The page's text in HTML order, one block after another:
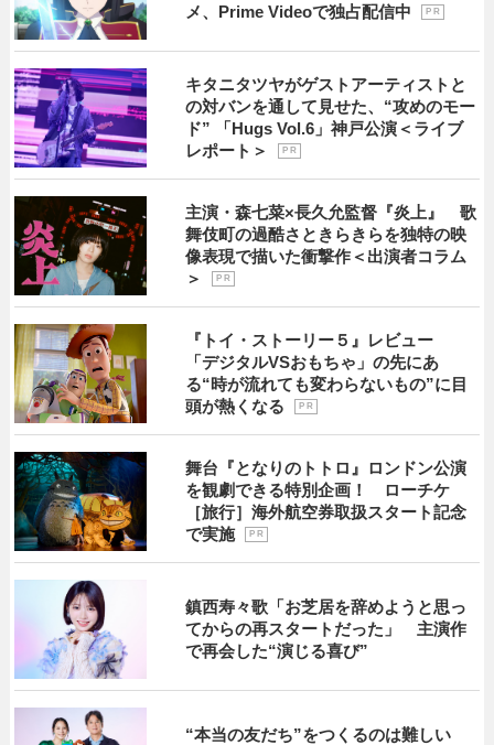
メ、Prime Videoで独占配信中
P R
キタニタツヤがゲストアーティストと
の対バンを通して見せた、“攻めのモー
ド” 「Hugs Vol.6」神戸公演＜ライブ
レポート＞
P R
主演・森七菜×長久允監督『炎上』 歌
舞伎町の過酷さときらきらを独特の映
像表現で描いた衝撃作＜出演者コラム
＞
P R
『トイ・ストーリー５』レビュー
「デジタルVSおもちゃ」の先にあ
る“時が流れても変わらないもの”に目
頭が熱くなる
P R
舞台『となりのトトロ』ロンドン公演
を観劇できる特別企画！ ローチケ
［旅行］海外航空券取扱スタート記念
で実施
P R
鎮西寿々歌「お芝居を辞めようと思っ
てからの再スタートだった」 主演作
で再会した“演じる喜び”
“本当の友だち”をつくるのは難しい